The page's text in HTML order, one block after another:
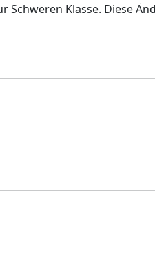
Schweren Klasse. Diese